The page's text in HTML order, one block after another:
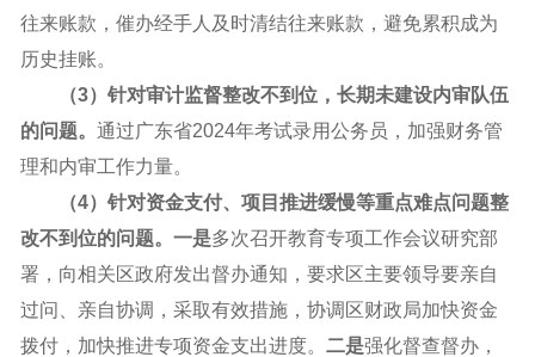
往来账款，催办经手人及时清结往来账款，避免累积成为
历史挂账。
（3）针对审计监督整改不到位，长期未建设内审队伍
的问题。 通过广东省2024年考试录用公务员，加强财务管
理和内审工作力量。
（4）针对资金支付、项目推进缓慢等重点难点问题整
改不到位的问题。一是多次召开教育专项工作会议研究部
署，向相关区政府发出督办通知，要求区主要领导要亲自
过问、亲自协调，采取有效措施，协调区财政局加快资金
拨付，加快推进专项资金支出进度。 二是强化督查督办，